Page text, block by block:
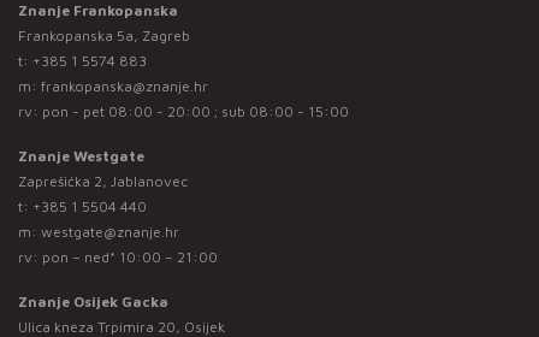
Znanje Frankopanska
Frankopanska 5a, Zagreb
t: +385 1 5574 883
m: frankopanska@znanje.hr
rv: pon - pet 08:00 - 20:00 ; sub 08:00 - 15:00
Znanje Westgate
Zaprešićka 2, Jablanovec
t: +385 1 5504 440
m: westgate@znanje.hr
rv: pon – ned* 10:00 – 21:00
Znanje Osijek Gacka
Ulica kneza Trpimira 20, Osijek